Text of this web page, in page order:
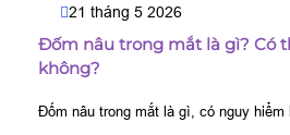
21 tháng 5 2026
Đốm nâu trong mắt là gì? Có
không?
Đốm nâu trong mắt là gì, có nguy hiểm